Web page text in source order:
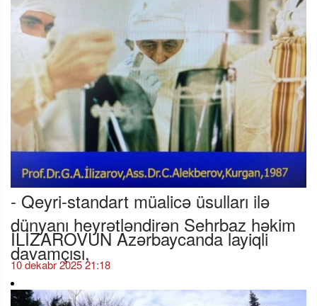
- Qeyri-standart müalicə üsulları ilə
dünyanı heyrətləndirən Sehrbaz həkim
İLİZAROVUN Azərbaycanda layiqli
davamçısı,
10 dekabr 2025 21:18